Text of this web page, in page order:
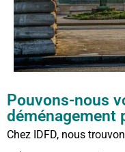
Pouvons-nous
déménagement
Chez IDFD, nous